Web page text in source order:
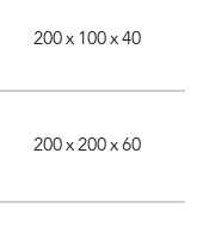
200 x 100 x 40
200 x 200 x 60